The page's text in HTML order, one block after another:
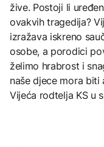
žive. Postoji li
ovakvih tragedija?
izražava iskreno
osobe, a porodici
želimo hrabrost i
naše djece mora
Vijeća rodtelja KS u